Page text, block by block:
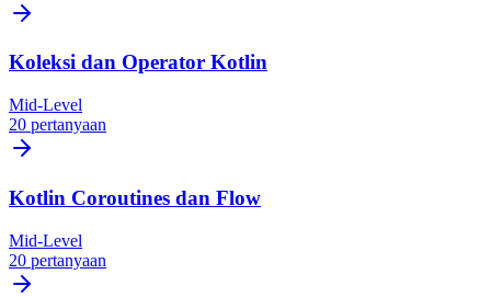
Koleksi dan Operator Kotlin
Mid-Level
20 pertanyaan
Kotlin Coroutines dan Flow
Mid-Level
20 pertanyaan